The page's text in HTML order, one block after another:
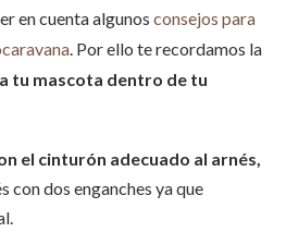
en cuenta algunos consejos para
. Por ello te recordamos la
tu mascota dentro de tu
el cinturón adecuado al arnés,
con dos enganches ya que